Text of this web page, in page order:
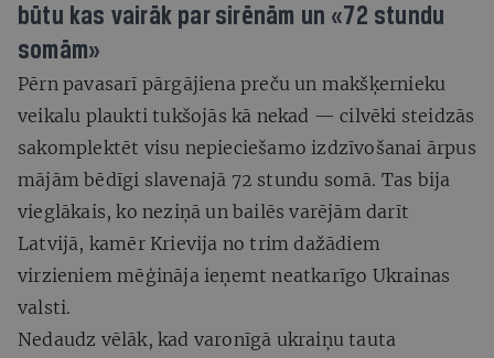
būtu kas vairāk par sirēnām un «72 stundu
somām»
Pērn pavasarī pārgājiena preču un makšķernieku
veikalu plaukti tukšojās kā nekad — cilvēki steidzās
sakomplektēt visu nepieciešamo izdzīvošanai ārpus
mājām bēdīgi slavenajā 72 stundu somā. Tas bija
vieglākais, ko neziņā un bailēs varējām darīt
Latvijā, kamēr Krievija no trim dažādiem
virzieniem mēģināja ieņemt neatkarīgo Ukrainas
valsti.
Nedaudz vēlāk, kad varonīgā ukraiņu tauta